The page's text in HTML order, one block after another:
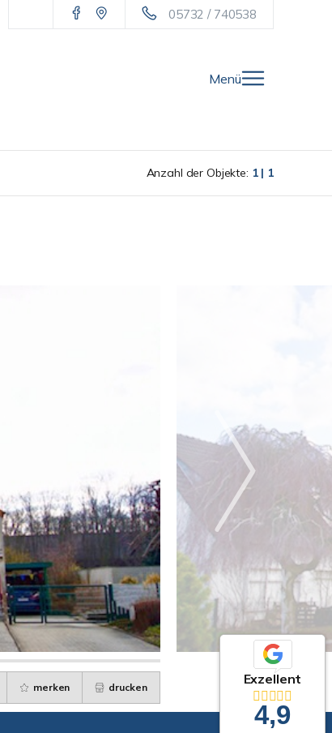
05732 / 740538
Menü
Anzahl der Objekte: 1 | 1
merken drucken
Exzellent
4,9